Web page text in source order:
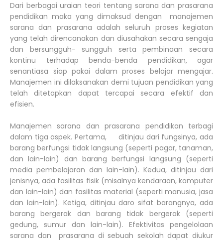
Dari berbagai uraian teori tentang sarana dan prasarana
pendidikan maka yang dimaksud dengan manajemen
sarana dan prasarana adalah seluruh proses kegiatan
yang telah direncanakan dan diusahakan secara sengaja
dan bersungguh- sungguh serta pembinaan secara
kontinu terhadap benda-benda pendidikan, agar
senantiasa siap pakai dalam proses belajar mengajar.
Manajemen ini dilaksanakan demi tujuan pendidikan yang
telah ditetapkan dapat tercapai secara efektif dan
efisien.
Manajemen sarana dan prasarana pendidikan terbagi
dalam tiga aspek. Pertama, ditinjau dari fungsinya, ada
barang berfungsi tidak langsung (seperti pagar, tanaman,
dan lain-lain) dan barang berfungsi langsung (seperti
media pembelajaran dan lain-lain). Kedua, ditinjau dari
jenisnya, ada fasilitas fisik (misalnya kendaraan, komputer
dan lain-lain) dan fasilitas material (seperti manusia, jasa
dan lain-lain). Ketiga, ditinjau daro sifat barangnya, ada
barang bergerak dan barang tidak bergerak (seperti
gedung, sumur dan lain-lain). Efektivitas pengelolaan
sarana dan prasarana di sebuah sekolah dapat diukur